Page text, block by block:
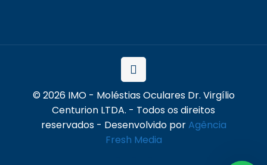
© 2026 IMO - Moléstias Oculares Dr. Virgílio
Centurion LTDA. - Todos os direitos
reservados - Desenvolvido porAgência
Fresh Media